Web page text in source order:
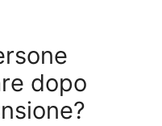
dopo